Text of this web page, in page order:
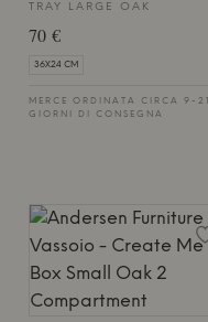
TRAY LARGE OAK
70 €
36X24 CM
MERCE ORDINATA CIRCA 9-21
GIORNI DI CONSEGNA